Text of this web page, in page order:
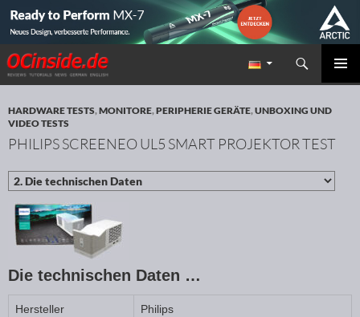
Redaktion ocinside.de PC Hardware Portal
Suchen
ZUM INHALT SPRINGEN
HARDWARE TESTS,MONITORE,PERIPHERIE GERÄTE,UNBOXING UND
VIDEO TESTS
PHILIPS SCREENEO UL5 SMART PROJEKTOR TEST
Die technischen Daten …
Hersteller Philips